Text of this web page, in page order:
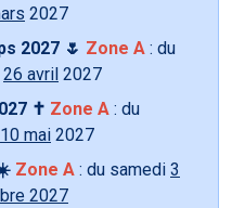
2027
2027 🌷 Zone A : du
26 avril 2027
✝️ Zone A : du
10 mai 2027
Zone A : du samedi 3
2027